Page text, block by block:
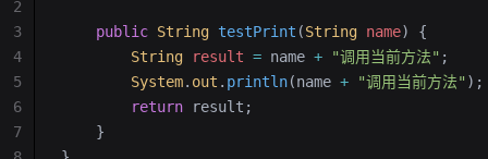
    public
String testPrint (String name)
{
        String
result = name + "调用当前方法" ;
        System
. out . println(name + "调用当前方法" );
        return
result;
    }
2
3
4
5
6
7